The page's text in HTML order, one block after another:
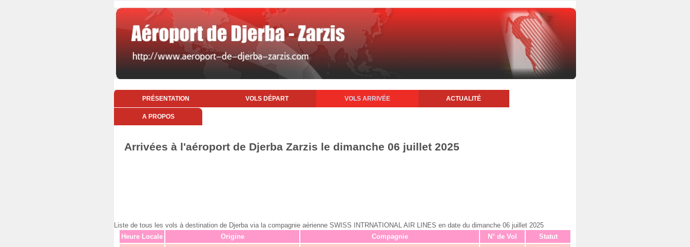
PRÉSENTATION VOLS DÉPART VOLS ARRIVÉE ACTUALITÉ
A PROPOS
Arrivées à l'aéroport de Djerba Zarzis le dimanche 06 juillet 2025
Liste de tous les vols à destination de Djerba via la compagnie aérienne SWISS INTRNATIONAL AIR LINES en date du dimanche 06 juillet 2025
Heure Locale
Origine Compagnie N° de Vol Statut